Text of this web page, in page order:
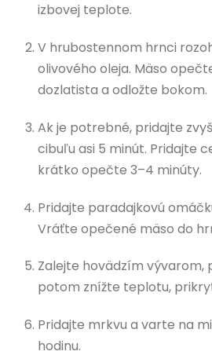
izbovej teplote.
V hrubostennom hrnci
olivového oleja. Mäso
dozlatista a odložte bokom.
Ak je potrebné, pridajte
cibuľu asi 5 minút. Pridajte
krátko opečte 3–4 minúty.
Pridajte paradajkovú
Vráťte opečené mäso do
Zalejte hovädzím vývarom,
potom znížte teplotu,
Pridajte mrkvu a varte na
hodinu.